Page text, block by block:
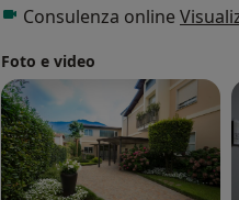
Consulenza online
Foto e video